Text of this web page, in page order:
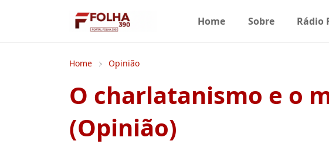
Home Sobre Rádio
Home Opinião
O charlatanismo e o
(Opinião)